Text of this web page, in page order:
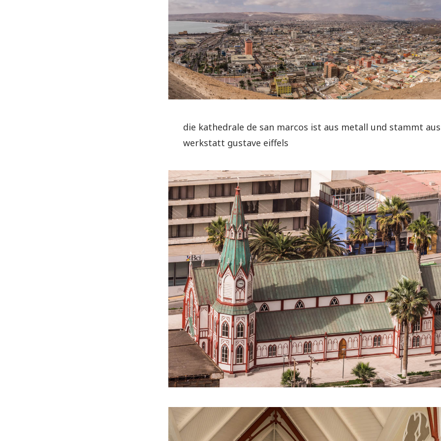
die kathedrale de san marcos ist aus metall und stammt
werkstatt gustave eiffels